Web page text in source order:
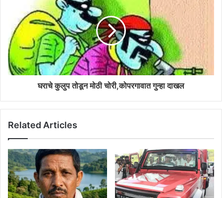
घराचे कुलुप तोडून मोठी चोरी,कोपरगावात गुन्हा दाखल
Related Articles